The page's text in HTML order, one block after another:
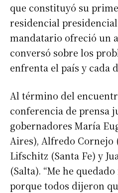
que constituyó su
residencial
mandatario ofreció un
conversó sobre los
enfrenta el país y cada
Al término del
conferencia de prensa
gobernadores María
Aires), Alfredo Cornejo
Lifschitz (Santa Fe) y
(Salta). “Me he
porque todos dijeron